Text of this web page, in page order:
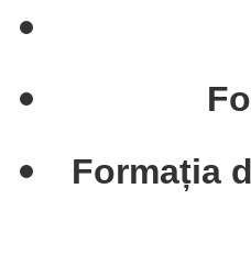
Formația